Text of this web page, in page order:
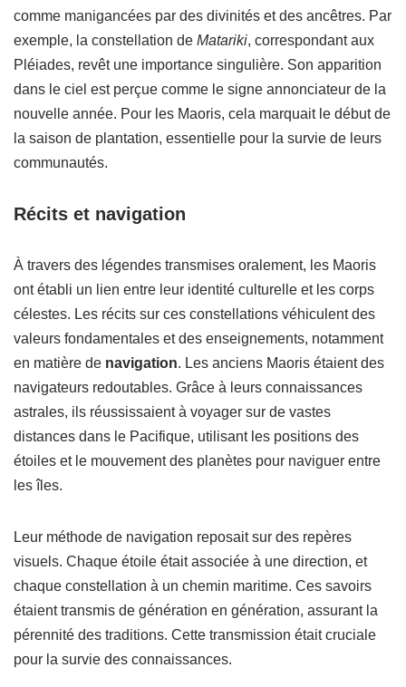
comme manigancées par des divinités et des ancêtres. Par
exemple, la constellation de Matariki, correspondant aux
Pléiades, revêt une importance singulière. Son apparition
dans le ciel est perçue comme le signe annonciateur de la
nouvelle année. Pour les Maoris, cela marquait le début de
la saison de plantation, essentielle pour la survie de leurs
communautés.
Récits et navigation
À travers des légendes transmises oralement, les Maoris
ont établi un lien entre leur identité culturelle et les corps
célestes. Les récits sur ces constellations véhiculent des
valeurs fondamentales et des enseignements, notamment
en matière de navigation. Les anciens Maoris étaient des
navigateurs redoutables. Grâce à leurs connaissances
astrales, ils réussissaient à voyager sur de vastes
distances dans le Pacifique, utilisant les positions des
étoiles et le mouvement des planètes pour naviguer entre
les îles.
Leur méthode de navigation reposait sur des repères
visuels. Chaque étoile était associée à une direction, et
chaque constellation à un chemin maritime. Ces savoirs
étaient transmis de génération en génération, assurant la
pérennité des traditions. Cette transmission était cruciale
pour la survie des connaissances.